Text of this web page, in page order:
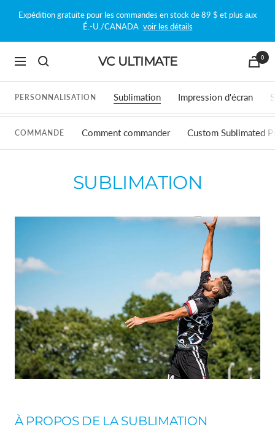
Expédition gratuite pour les commandes en stock de 89 $ et plus aux
É.-U./CANADA voir les détails
Navigation VC ULTIMATE 0
PERSONNALISATION Sublimation Impression d'écran
COMMANDE Comment commander Custom Sublimated
SUBLIMATION
À PROPOS DE LA SUBLIMATION